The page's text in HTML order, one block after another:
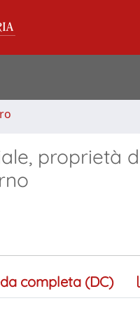
proprietà
completa (DC)